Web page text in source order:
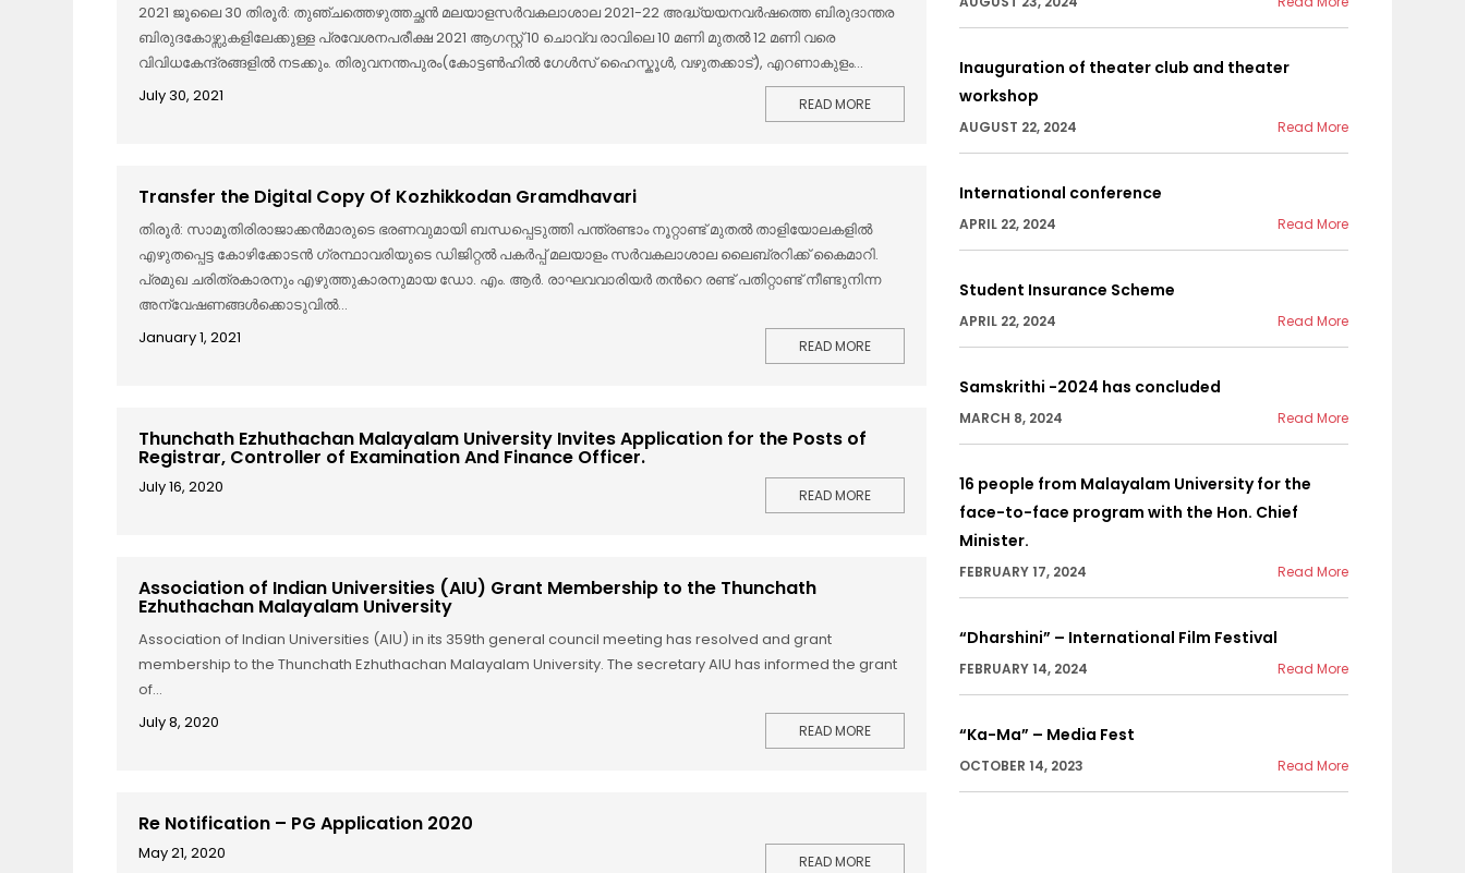
2021 ജൂലൈ 30 തിരൂര്‍: തുഞ്ചത്തെഴുത്തച്ഛന്‍ മലയാളസര്‍വകലാശാല 2021-22 അദ്ധ്യയനവര്‍ഷത്തെ ബിരുദാന്തര
ബിരുദകോഴ്സുകളിലേക്കുള്ള പ്രവേശനപരീക്ഷ 2021 ആഗസ്റ്റ് 10 ചൊവ്വ രാവിലെ 10 മണി മുതല്‍ 12 മണി വരെ
വിവിധകേന്ദ്രങ്ങളില്‍ നടക്കും. തിരുവനന്തപുരം(കോട്ടണ്‍ഹില്‍ ഗേള്‍സ് ഹൈസ്കൂള്‍, വഴുതക്കാട്), എറണാകുളം...
July 30, 2021
READ MORE
Transfer the Digital Copy Of Kozhikkodan Gramdhavari
തിരൂര്‍: സാമൂതിരിരാജാക്കന്‍മാരുടെ ഭരണവുമായി ബന്ധപ്പെടുത്തി പന്ത്രണ്ടാം നൂറ്റാണ്ട് മുതല്‍ താളിയോലകളില്‍
എഴുതപ്പെട്ട കോഴിക്കോടന്‍ ഗ്രന്ഥാവരിയുടെ ഡിജിറ്റല്‍ പകര്‍പ്പ് മലയാളം സര്‍വകലാശാല ലൈബ്രറിക്ക് കൈമാറി.
പ്രമുഖ ചരിത്രകാരനും എഴുത്തുകാരനുമായ ഡോ. എം. ആര്‍. രാഘവവാരിയര്‍ തന്‍റെ രണ്ട് പതിറ്റാണ്ട് നീണ്ടുനിന്ന
അന്വേഷണങ്ങള്‍ക്കൊടുവില്‍...
January 1, 2021
READ MORE
Thunchath Ezhuthachan Malayalam University Invites Application for the Posts of
Registrar, Controller of Examination And Finance Officer.
July 16, 2020 READ MORE
Association of Indian Universities (AIU) Grant Membership to the Thunchath
Ezhuthachan Malayalam University
Association of Indian Universities (AIU) in its 359th general council meeting has resolved and grant
membership to the Thunchath Ezhuthachan Malayalam University. The secretary AIU has informed the grant
of...
July 8, 2020
READ MORE
Re Notification – PG Application 2020
May 21, 2020 READ MORE
Inauguration of theater club and theater
workshop
AUGUST 22, 2024 Read More
International conference
APRIL 22, 2024 Read More
Student Insurance Scheme
APRIL 22, 2024 Read More
Samskrithi -2024 has concluded
MARCH 8, 2024 Read More
16 people from Malayalam University for the
face-to-face program with the Hon. Chief
Minister.
FEBRUARY 17, 2024 Read More
“Dharshini” – International Film Festival
FEBRUARY 14, 2024 Read More
“Ka-Ma” – Media Fest
OCTOBER 14, 2023 Read More